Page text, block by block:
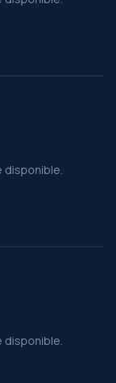
disponible.
disponible.